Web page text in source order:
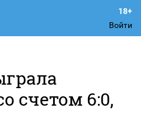
Войти
счетом 6:0,